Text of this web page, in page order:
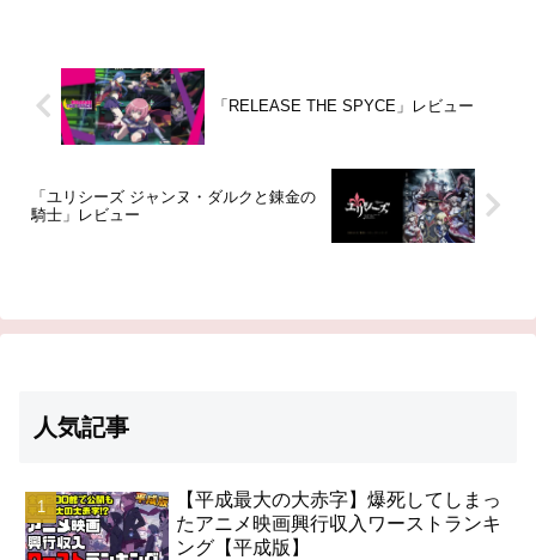
「RELEASE THE SPYCE」レビュー
「ユリシーズ ジャンヌ・ダルクと錬金の
騎士」レビュー
人気記事
【平成最大の大赤字】爆死してしまっ
たアニメ映画興行収入ワーストランキ
ング【平成版】